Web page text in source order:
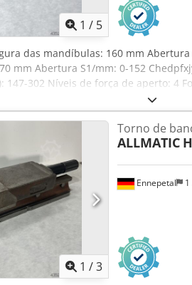
1 / 5
das mandíbulas: 160 mm
mm Abertura S1/mm: 0-152
302 Níveis de força de aperto: 4
mm: 0 Peça de trabalho: Peça
302 Abertura: 302 mm - Inclui 2
1 /3
Ennepetal 1
Torno de
ALLMATIC